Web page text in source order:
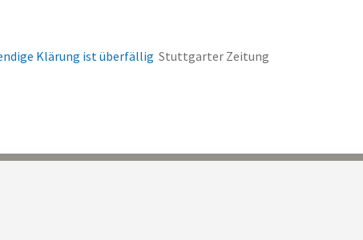
Klärung ist überfällig Stuttgarter Zeitung